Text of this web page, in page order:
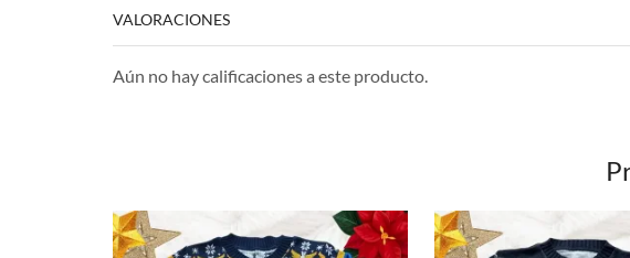
VALORACIONES
Aún no hay calificaciones a este producto.